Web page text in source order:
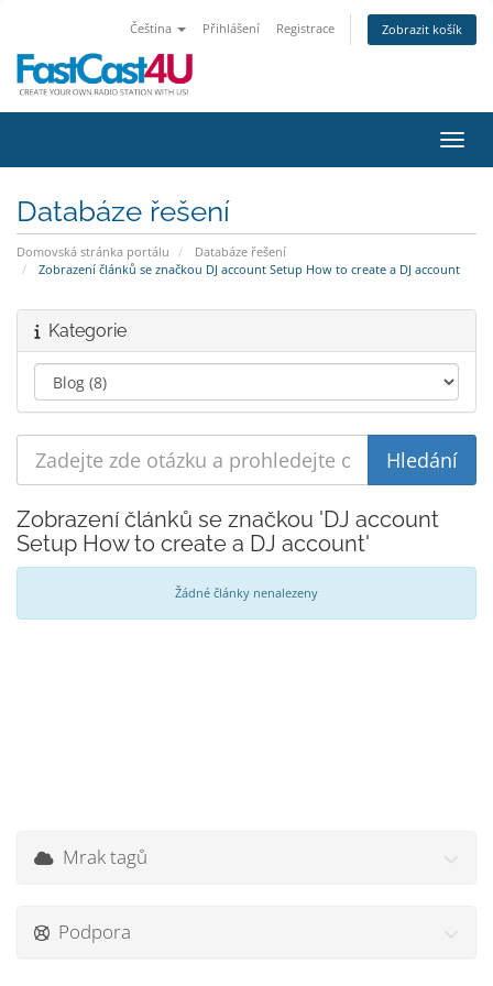
Čeština Přihlášení Registrace Zobrazit košík
Databáze řešení
Domovská stránka portálu
Databáze řešení
Zobrazení článků se značkou DJ account Setup How to create a DJ account
Kategorie
Zobrazení článků se značkou 'DJ account
Setup How to create a DJ account'
Žádné články nenalezeny
Mrak tagů
Podpora